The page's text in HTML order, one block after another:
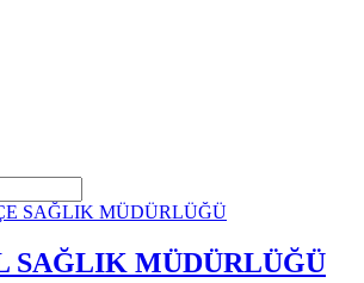
SAĞLIK MÜDÜRLÜĞÜ